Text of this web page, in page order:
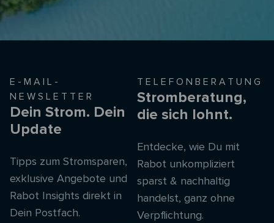
E-MAIL-
NEWSLETTER
Dein Strom. Dein
Update
Tipps zum Stromsparen,
exklusive Angebote und
Rabot Insights direkt in
Dein Postfach.
TELEFONBERATUNG
Stromberatung,
die sich lohnt.
Entdecke, wie Du mit
Rabot unkompliziert
sparst & nachhaltig
handelst, ganz ohne
Verpflichtung.